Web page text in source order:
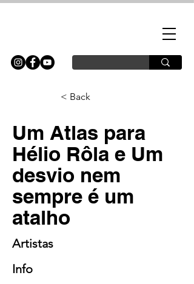
< Back
Um Atlas para
Hélio Rôla e Um
desvio nem
sempre é um
atalho
Artistas
Info